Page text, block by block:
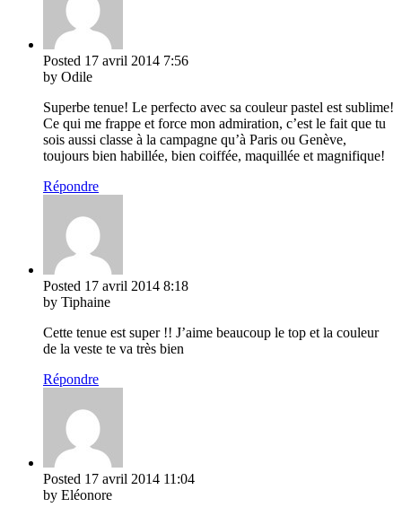
Posted 17 avril 2014 7:56
by Odile
Superbe tenue! Le perfecto avec sa couleur pastel est sublime!
Ce qui me frappe et force mon admiration, c’est le fait que tu
sois aussi classe à la campagne qu’à Paris ou Genève,
toujours bien habillée, bien coiffée, maquillée et magnifique!
Répondre
Posted 17 avril 2014 8:18
by Tiphaine
Cette tenue est super !! J’aime beaucoup le top et la couleur
de la veste te va très bien
Répondre
Posted 17 avril 2014 11:04
by Eléonore